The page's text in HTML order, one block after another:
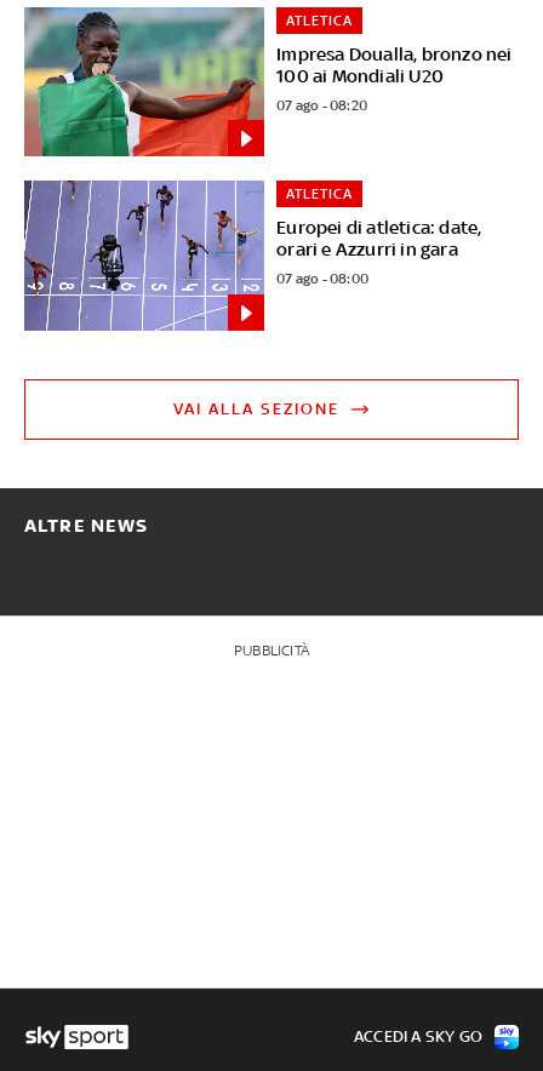
Impresa Doualla, bronzo nei
100 ai Mondiali U20
ATLETICA
07 ago - 08:20
Europei di atletica: date,
orari e Azzurri in gara
ATLETICA
07 ago - 08:00
VAI ALLA SEZIONE
ALTRE NEWS
PUBBLICITÀ
ACCEDI A SKY GO